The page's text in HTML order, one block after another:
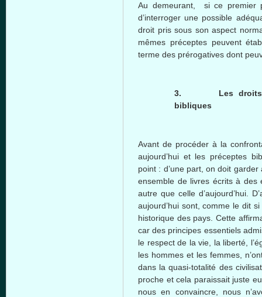
Au demeurant, si ce premier
d’interroger une possible
droit pris sous son aspect
mêmes préceptes peuvent
terme des prérogatives dont
3. Les
bibliques
Avant de procéder à la
aujourd’hui et les préceptes
point : d’une part, on doit
ensemble de livres écrits à des
autre que celle d’aujourd’hui.
aujourd’hui sont, comme le dit
historique des pays. Cette
car des principes essentiels
le respect de la vie, la liberté,
les hommes et les femmes,
dans la quasi-totalité des
proche et cela paraissait juste
nous en convaincre, nous